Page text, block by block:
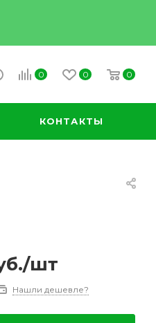
0 0 0
КОНТАКТЫ
/шт
Нашли дешевле?